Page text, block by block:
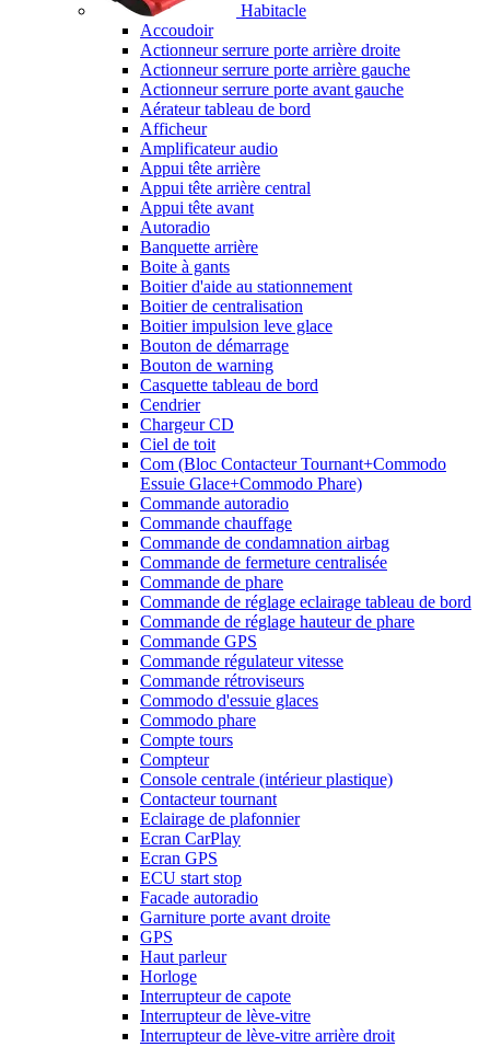
Habitacle
Accoudoir
Actionneur serrure porte arrière droite
Actionneur serrure porte arrière gauche
Actionneur serrure porte avant gauche
Aérateur tableau de bord
Afficheur
Amplificateur audio
Appui tête arrière
Appui tête arrière central
Appui tête avant
Autoradio
Banquette arrière
Boite à gants
Boitier d'aide au stationnement
Boitier de centralisation
Boitier impulsion leve glace
Bouton de démarrage
Bouton de warning
Casquette tableau de bord
Cendrier
Chargeur CD
Ciel de toit
Com (Bloc Contacteur Tournant+Commodo
Essuie Glace+Commodo Phare)
Commande autoradio
Commande chauffage
Commande de condamnation airbag
Commande de fermeture centralisée
Commande de phare
Commande de réglage eclairage tableau de bord
Commande de réglage hauteur de phare
Commande GPS
Commande régulateur vitesse
Commande rétroviseurs
Commodo d'essuie glaces
Commodo phare
Compte tours
Compteur
Console centrale (intérieur plastique)
Contacteur tournant
Eclairage de plafonnier
Ecran CarPlay
Ecran GPS
ECU start stop
Facade autoradio
Garniture porte avant droite
GPS
Haut parleur
Horloge
Interrupteur de capote
Interrupteur de lève-vitre
Interrupteur de lève-vitre arrière droit